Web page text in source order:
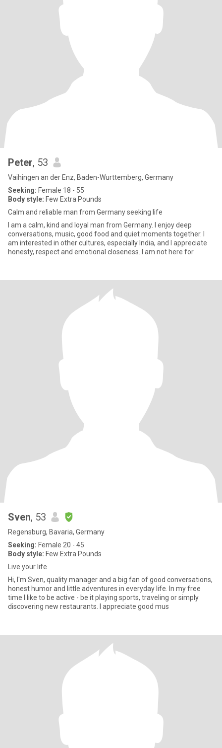
Peter, 53
Vaihingen an der Enz, Baden-Wurttemberg, Germany
Seeking: Female 18 - 55
Body style: Few Extra Pounds
Calm and reliable man from Germany seeking life
I am a calm, kind and loyal man from Germany. I enjoy deep
conversations, music, good food and quiet moments together. I
am interested in other cultures, especially India, and I appreciate
honesty, respect and emotional closeness. I am not here for
Sven, 53
Regensburg, Bavaria, Germany
Seeking: Female 20 - 45
Body style: Few Extra Pounds
Live your life
Hi, I'm Sven, quality manager and a big fan of good conversations,
honest humor and little adventures in everyday life. In my free
time I like to be active - be it playing sports, traveling or simply
discovering new restaurants. I appreciate good mus